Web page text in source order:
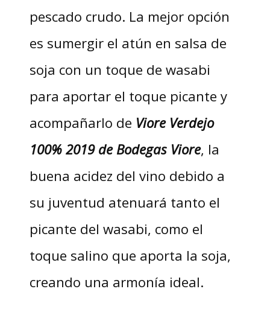
pescado crudo. La mejor opción
es sumergir el atún en salsa de
soja con un toque de wasabi
para aportar el toque picante y
acompañarlo de Viore Verdejo
100% 2019 de Bodegas Viore, la
buena acidez del vino debido a
su juventud atenuará tanto el
picante del wasabi, como el
toque salino que aporta la soja,
creando una armonía ideal.